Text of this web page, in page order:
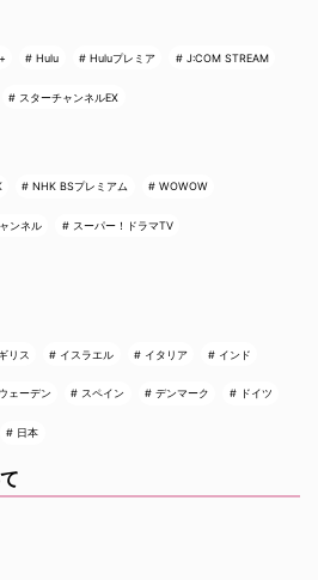
Hulu Huluプレミア J:COM STREAM
スターチャンネルEX
NHK BSプレミアム WOWOW
ンネル スーパー！ドラマTV
リス イスラエル イタリア インド
ェーデン スペイン デンマーク ドイツ
日本